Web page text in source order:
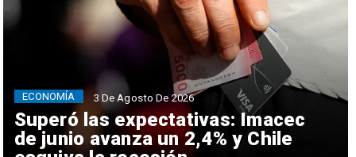
Superó las expectativas: Imacec
de junio avanza un 2,4% y Chile
ECONOMÍA 3 De Agosto De 2026